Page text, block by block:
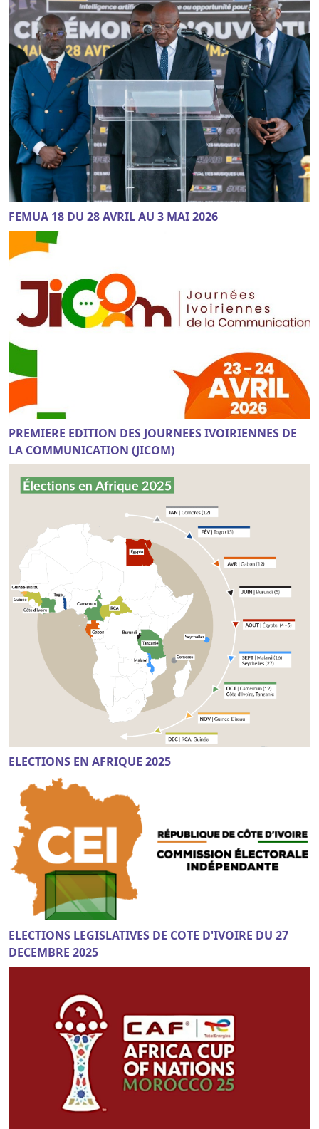
FEMUA 18 DU 28 AVRIL AU 3 MAI 2026
PREMIERE EDITION DES JOURNEES IVOIRIENNES DE
LA COMMUNICATION (JICOM)
ELECTIONS EN AFRIQUE 2025
ELECTIONS LEGISLATIVES DE COTE D'IVOIRE DU 27
DECEMBRE 2025